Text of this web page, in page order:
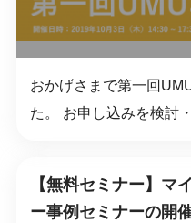
おかげさまで第一回
た。 お申し込みを検討
【無料セミナー】マ
ー事例セミナーの開